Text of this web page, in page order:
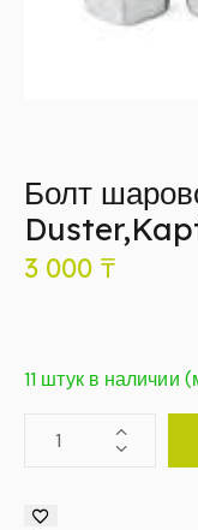
Болт
3 000 ₸
11 штук в наличии